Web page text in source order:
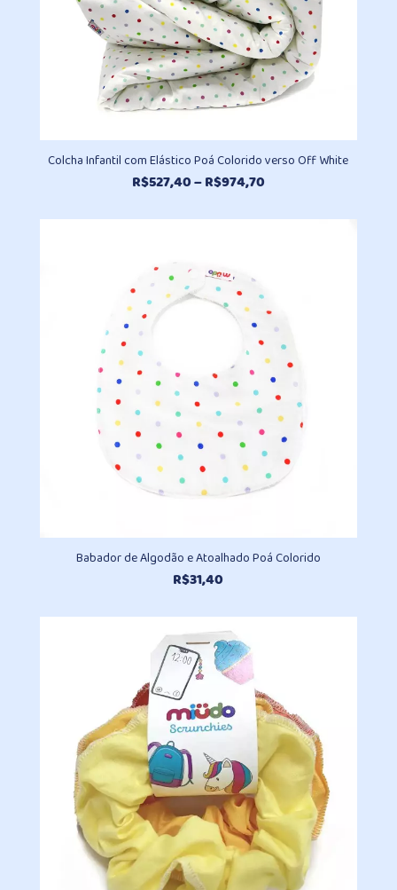
Colcha Infantil com Elástico Poá Colorido verso Off White
R$527,40–R$974,70Faixa
preço:
Babador de Algodão e Atoalhado Poá Colorido
R$31,40